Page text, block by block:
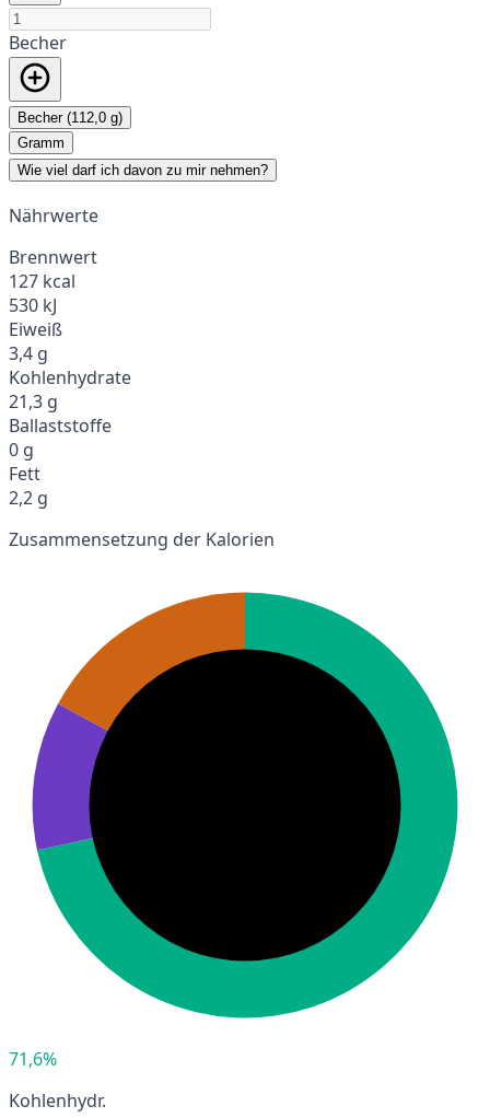
Becher
Becher (112,0 g)
Gramm
Wie viel darf ich davon zu mir nehmen?
Nährwerte
Brennwert
127 kcal
530 kJ
Eiweiß
3,4 g
Kohlenhydrate
21,3 g
Ballaststoffe
0 g
Fett
2,2 g
Zusammensetzung der Kalorien
71,6%
Kohlenhydr.